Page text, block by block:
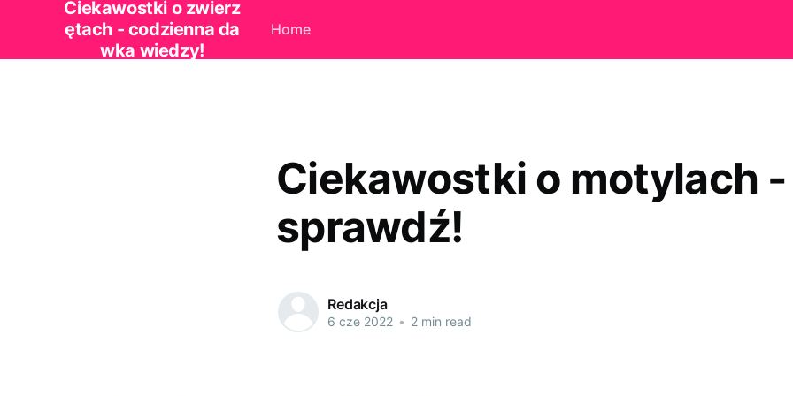
Ciekawostki o zwierz
ętach - codzienna da
wka wiedzy!
Home
Ciekawostki o motylach -
sprawdź!
Redakcja
6 cze 2022 • 2 min read